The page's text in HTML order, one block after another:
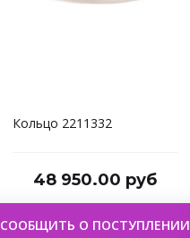
Кольцо 2211332
48 950.00 руб
СООБЩИТЬ О ПОСТУПЛЕНИИ